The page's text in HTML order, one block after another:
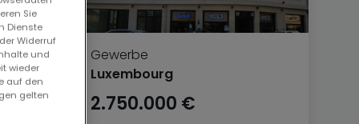
Gewerbe
Luxembourg
2.750.000 €
Sie
Dienste
Widerruf
und
wieder
auf den
gelten